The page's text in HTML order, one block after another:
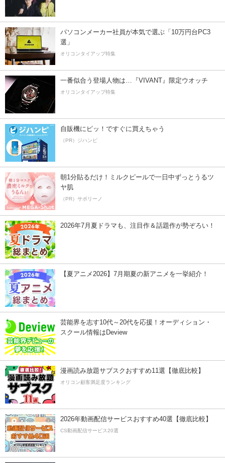
パソコンメーカー社員が本気で選ぶ「10万円台PC3
選」
オリコンタイアップ特集
一番似合う登場人物は…『VIVANT』限定ウオッチ
オリコンタイアップ特集
自販機にピッ！ですぐに買えちゃう
（PR）ジハンピ
朝1分貼るだけ！ミルクピールで一日中ずっとうるツ
ヤ肌
（PR）サボリーノ
2026年7月夏ドラマも、注目作＆話題作が勢ぞろい！
【夏アニメ2026】7月期夏の新アニメを一挙紹介！
芸能界を志す10代～20代を応援！オーディション・
スクール情報はDeview
漫画読み放題サブスクおすすめ11選【徹底比較】
オリコン顧客満足度ランキング
2026年動画配信サービスおすすめ40選【徹底比較】
CS動画配信サービス20選